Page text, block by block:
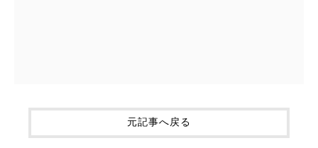
元記事へ戻る